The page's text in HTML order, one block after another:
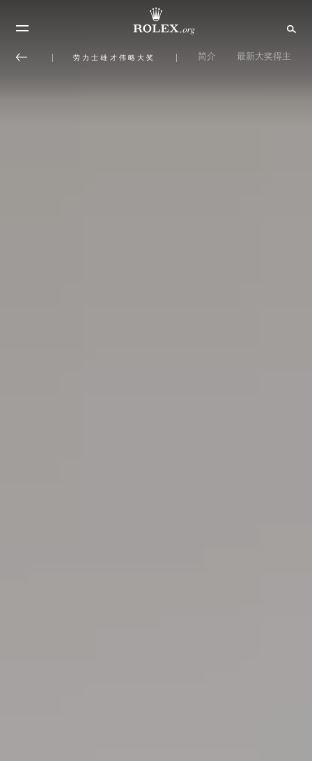
劳力士雄才伟略大奖 简介 最新大奖得主